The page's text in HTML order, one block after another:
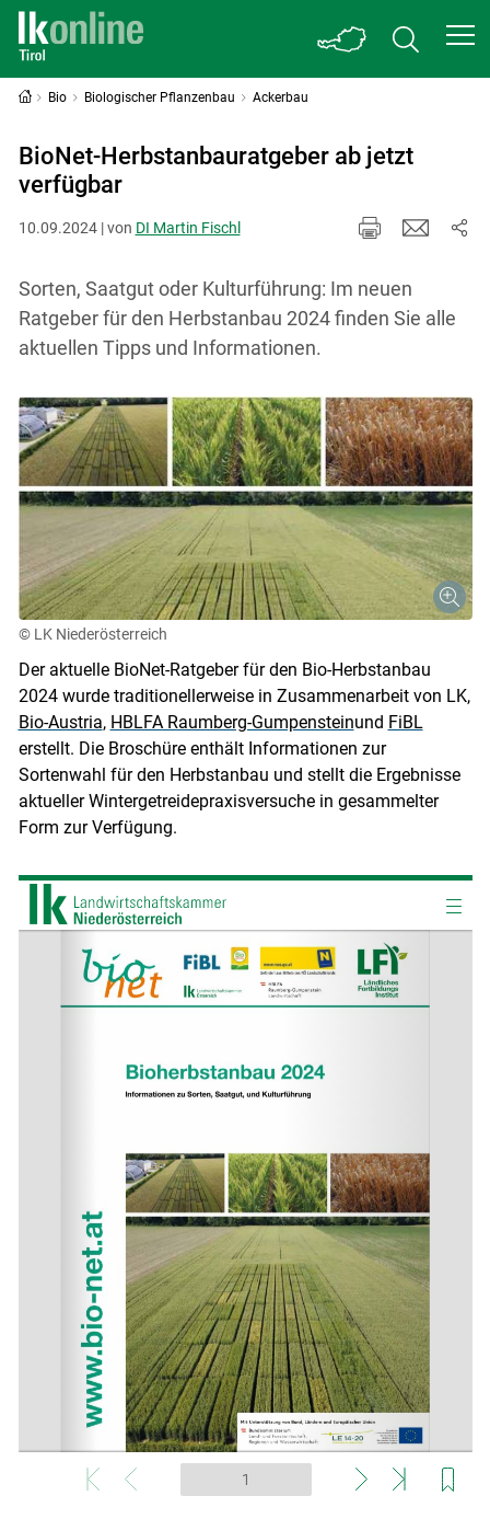
Skip to main content
Bio Biologischer Pflanzenbau Ackerbau
BioNet-Herbstanbauratgeber ab jetzt
verfügbar
10.09.2024 | von DI Martin Fischl
Sorten, Saatgut oder Kulturführung: Im neuen
Ratgeber für den Herbstanbau 2024 finden Sie alle
aktuellen Tipps und Informationen.
© LK Niederösterreich
Der aktuelle BioNet-Ratgeber für den Bio-Herbstanbau
2024 wurde traditionellerweise in Zusammenarbeit von LK,
Bio-Austria, HBLFA Raumberg-Gumpensteinund FiBL
erstellt. Die Broschüre enthält Informationen zur
Sortenwahl für den Herbstanbau und stellt die Ergebnisse
aktueller Wintergetreidepraxisversuche in gesammelter
Form zur Verfügung.